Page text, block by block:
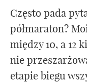
Często pada
półmaraton?
między 10, a 12
nie
etapie biegu